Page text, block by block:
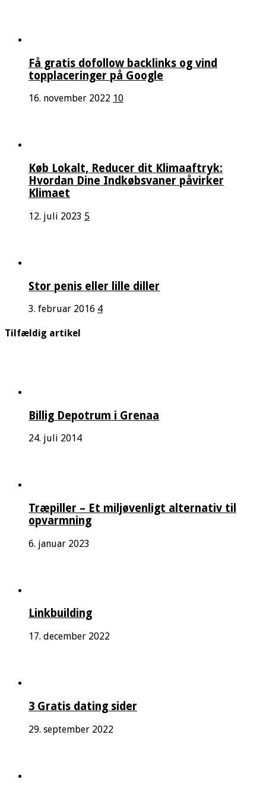
Få gratis dofollow backlinks og vind
topplaceringer på Google
16. november 2022 10
Køb Lokalt, Reducer dit Klimaaftryk:
Hvordan Dine Indkøbsvaner påvirker
Klimaet
12. juli 2023 5
Stor penis eller lille diller
3. februar 2016 4
Tilfældig artikel
Billig Depotrum i Grenaa
24. juli 2014
Træpiller – Et miljøvenligt alternativ til
opvarmning
6. januar 2023
Linkbuilding
17. december 2022
3 Gratis dating sider
29. september 2022